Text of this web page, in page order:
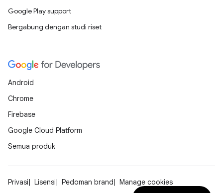
Google Play support
Bergabung dengan studi riset
Android
Chrome
Firebase
Google Cloud Platform
Semua produk
Privasi Lisensi Pedoman brand Manage cookies